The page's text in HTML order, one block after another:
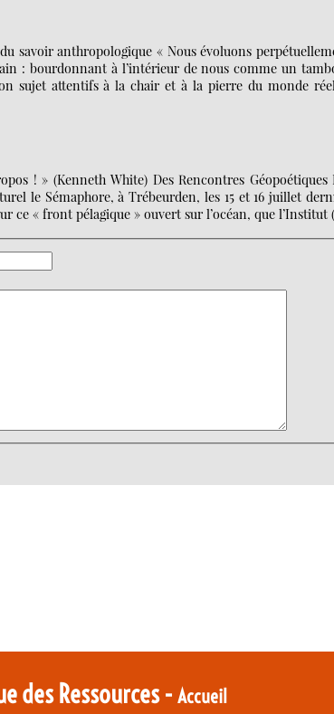
savoir anthropologique « Nous évoluons
: bourdonnant à l’intérieur de nous comme un
sujet attentifs à la chair et à la pierre du monde
! » (Kenneth White) Des Rencontres Géopoétiques
le Sémaphore, à Trébeurden, les 15 et 16 juillet
ce « front pélagique » ouvert sur l’océan, que l’Institut
des Ressources -Accueil